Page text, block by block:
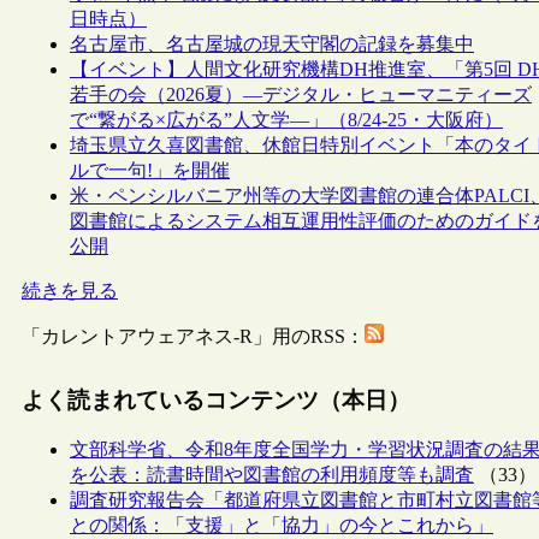
日時点）
名古屋市、名古屋城の現天守閣の記録を募集中
【イベント】人間文化研究機構DH推進室、「第5回
若手の会（2026夏）―デジタル・ヒューマニティーズ
で“繋がる×広がる”人文学―」（8/24-25・大阪府）
埼玉県立久喜図書館、休館日特別イベント「本のタイ
ルで一句!」を開催
米・ペンシルバニア州等の大学図書館の連合体PALCI、
図書館によるシステム相互運用性評価のためのガイド
公開
続きを見る
「カレントアウェアネス-R」用のRSS：
よく読まれているコンテンツ（本日）
文部科学省、令和8年度全国学力・学習状況調査の結
を公表：読書時間や図書館の利用頻度等も調査 （33）
調査研究報告会「都道府県立図書館と市町村立図書館
との関係：「支援」と「協力」の今とこれから」